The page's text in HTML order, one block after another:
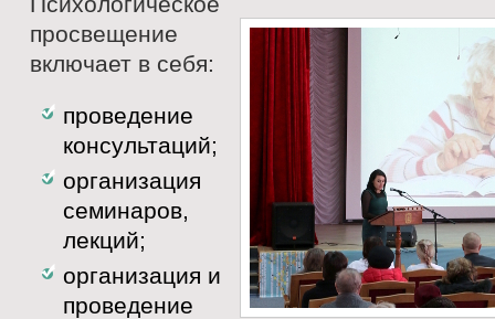
просвещение
включает в себя:
проведение
консультаций;
организация
семинаров,
лекций;
организация и
проведение